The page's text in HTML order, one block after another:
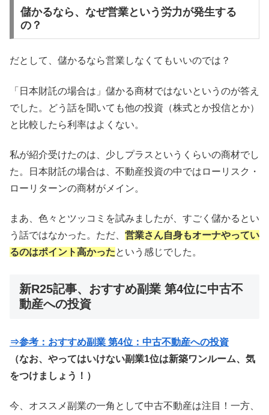
儲かるなら、なぜ営業という労力が発生する
の？
だとして、儲かるなら営業しなくてもいいのでは？
「日本財託の場合は」儲かる商材ではないというのが答え
でした。どう話を聞いても他の投資（株式とか投信とか）
と比較したら利率はよくない。
私が紹介受けたのは、少しプラスというくらいの商材でし
た。日本財託の場合は、不動産投資の中ではローリスク・
ローリターンの商材がメイン。
まあ、色々とツッコミを試みましたが、すごく儲かるとい
う話ではなかった。ただ、 営業さん自身もオーナやってい
るのはポイント高かったという感じでした。
新R25記事、おすすめ副業 第4位に中古不
動産への投資
⇒参考：おすすめ副業 第4位：中古不動産への投資
（なお、やってはいけない副業1位は新築ワンルーム、気
をつけましょう！）
今、オススメ副業の一角として中古不動産は注目！一方、